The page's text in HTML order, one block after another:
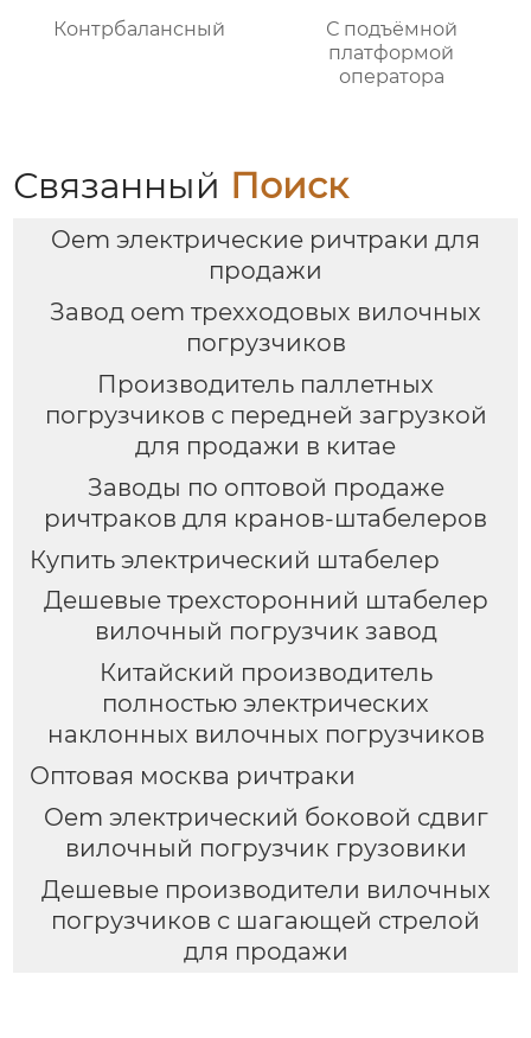
Контрбалансный
С подъёмной
платформой
оператора
Связанный Поиск
Oem электрические ричтраки для
продажи
Завод oem трехходовых вилочных
погрузчиков
Производитель паллетных
погрузчиков с передней загрузкой
для продажи в китае
Заводы по оптовой продаже
ричтраков для кранов-штабелеров
Купить электрический штабелер
Дешевые трехсторонний штабелер
вилочный погрузчик завод
Китайский производитель
полностью электрических
наклонных вилочных погрузчиков
Оптовая москва ричтраки
Oem электрический боковой сдвиг
вилочный погрузчик грузовики
Дешевые производители вилочных
погрузчиков с шагающей стрелой
для продажи